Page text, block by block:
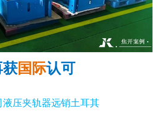
联系焦开
获国际认可
液压夹轨器远销土耳其